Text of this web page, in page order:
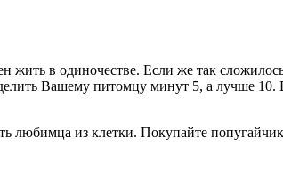
жить в одиночестве. Если же так
Вашему питомцу минут 5, а лучше 10.
любимца из клетки. Покупайте